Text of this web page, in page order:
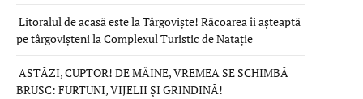
Litoralul de acasă este la Târgoviște! Răcoarea îi așteaptă
pe târgovișteni la Complexul Turistic de Natație
ASTĂZI, CUPTOR! DE MÂINE, VREMEA SE SCHIMBĂ
BRUSC: FURTUNI, VIJELII ȘI GRINDINĂ!